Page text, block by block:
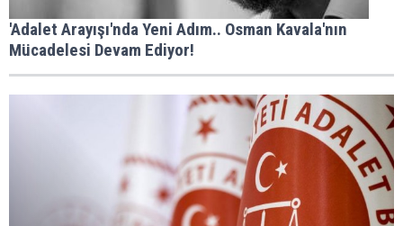
'Adalet Arayışı'nda Yeni Adım.. Osman Kavala'nın
Mücadelesi Devam Ediyor!